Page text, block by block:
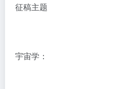
征稿主题
宇宙学：